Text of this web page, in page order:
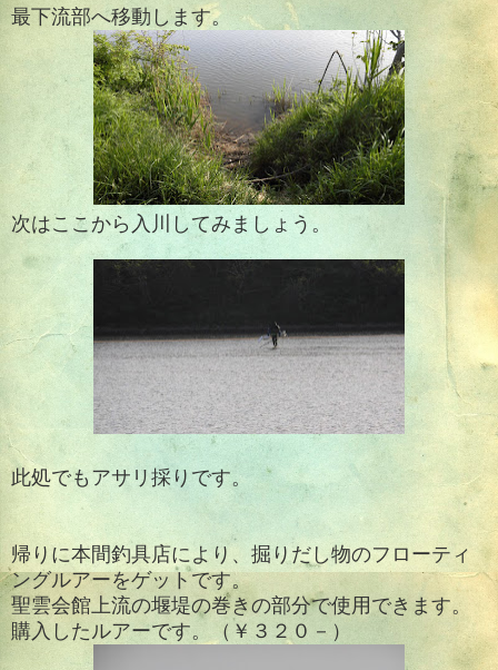
最下流部へ移動します。
次はここから入川してみましょう。
此処でもアサリ採りです。
帰りに本間釣具店により、掘りだし物のフローティ
ングルアーをゲットです。
聖雲会館上流の堰堤の巻きの部分で使用できます。
購入したルアーです。（￥３２０－）